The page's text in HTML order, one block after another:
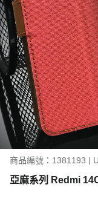
商品編號：1381193 |
亞麻系列 Redmi